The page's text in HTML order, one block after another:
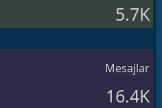
5.7K
Mesajlar
16.4K